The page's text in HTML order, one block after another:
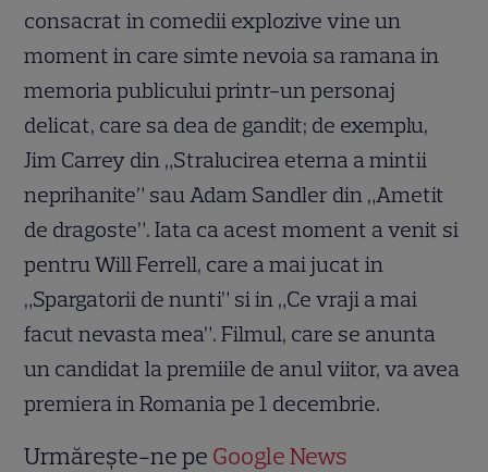
consacrat in comedii explozive vine un
moment in care simte nevoia sa ramana in
memoria publicului printr-un personaj
delicat, care sa dea de gandit; de exemplu,
Jim Carrey din „Stralucirea eterna a mintii
neprihanite” sau Adam Sandler din „Ametit
de dragoste”. Iata ca acest moment a venit si
pentru Will Ferrell, care a mai jucat in
„Spargatorii de nunti” si in „Ce vraji a mai
facut nevasta mea”. Filmul, care se anunta
un candidat la premiile de anul viitor, va avea
premiera in Romania pe 1 decembrie.
Urmărește-ne pe Google News